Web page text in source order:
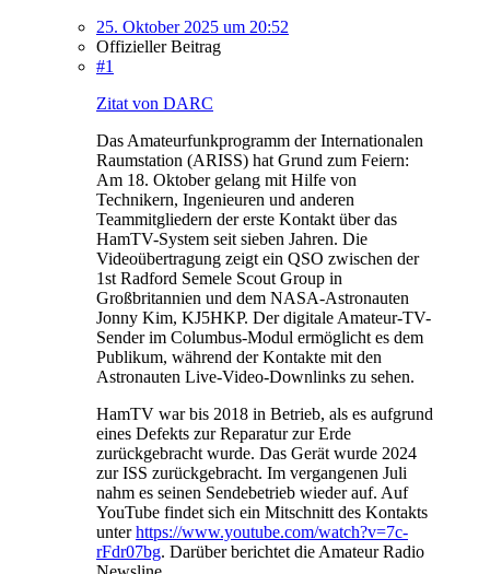
25. Oktober 2025 um 20:52
Offizieller Beitrag
#1
Zitat von DARC
Das Amateurfunkprogramm der Internationalen
Raumstation (ARISS) hat Grund zum Feiern:
Am 18. Oktober gelang mit Hilfe von
Technikern, Ingenieuren und anderen
Teammitgliedern der erste Kontakt über das
HamTV-System seit sieben Jahren. Die
Videoübertragung zeigt ein QSO zwischen der
1st Radford Semele Scout Group in
Großbritannien und dem NASA-Astronauten
Jonny Kim, KJ5HKP. Der digitale Amateur-TV-
Sender im Columbus-Modul ermöglicht es dem
Publikum, während der Kontakte mit den
Astronauten Live-Video-Downlinks zu sehen.
HamTV war bis 2018 in Betrieb, als es aufgrund
eines Defekts zur Reparatur zur Erde
zurückgebracht wurde. Das Gerät wurde 2024
zur ISS zurückgebracht. Im vergangenen Juli
nahm es seinen Sendebetrieb wieder auf. Auf
YouTube findet sich ein Mitschnitt des Kontakts
unterhttps://www.youtube.com/watch?v=7c-
rFdr07bg. Darüber berichtet die Amateur Radio